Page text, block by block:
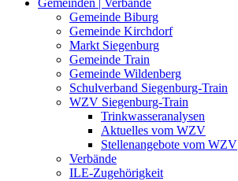
Gemeinden | Verbände
Gemeinde Biburg
Gemeinde Kirchdorf
Markt Siegenburg
Gemeinde Train
Gemeinde Wildenberg
Schulverband Siegenburg-Train
WZV Siegenburg-Train
Trinkwasseranalysen
Aktuelles vom WZV
Stellenangebote vom WZV
Verbände
ILE-Zugehörigkeit